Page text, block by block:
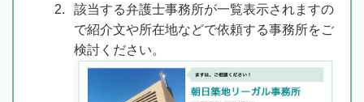
該当する弁護士事務所が一覧表示されますの
で紹介文や所在地などで依頼する事務所をご
検討ください。